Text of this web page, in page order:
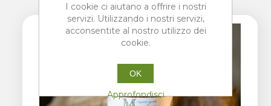
I cookie ci aiutano a offrire i nostri
servizi. Utilizzando i nostri servizi,
acconsentite al nostro utilizzo dei
cookie.
OK
Approfondisci